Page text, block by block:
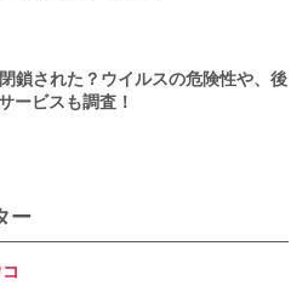
鎖された？ウイルスの危険性や、後
ービスも調査！
ー